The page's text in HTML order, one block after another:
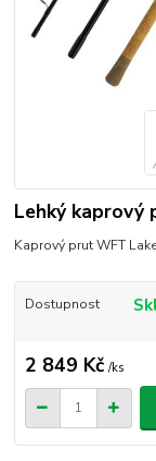
Lehký kaprový
Kaprový prut WFT
Dostupnost
2 849 Kč /ks